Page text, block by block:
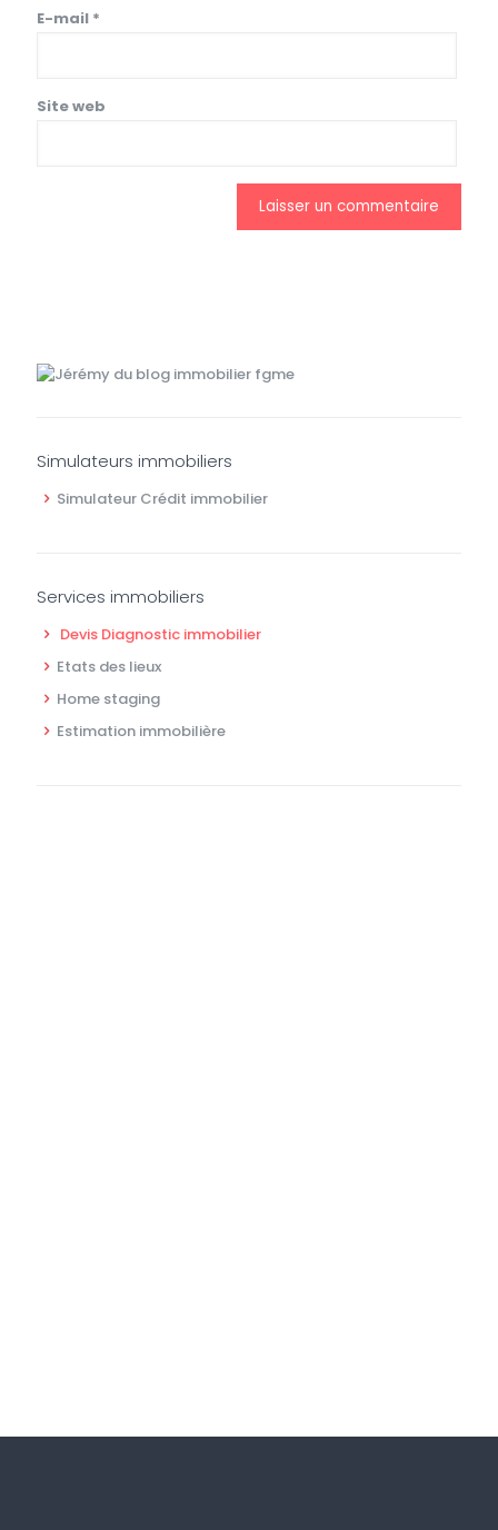
E-mail *
Site web
Simulateurs immobiliers
Simulateur Crédit immobilier
Services immobiliers
Devis Diagnostic immobilier
Etats des lieux
Home staging
Estimation immobilière